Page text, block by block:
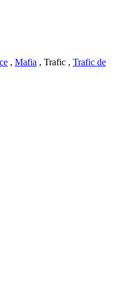
, Mafia , Trafic , Trafic de